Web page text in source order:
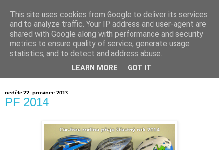
neděle 22. prosince 2013
PF 2014
This site uses cookies from Google to deliver its services
and to analyze traffic. Your IP address and user-agent are
shared with Google along with performance and security
metrics to ensure quality of service, generate usage
statistics, and to detect and address abuse.
LEARN MORE GOT IT